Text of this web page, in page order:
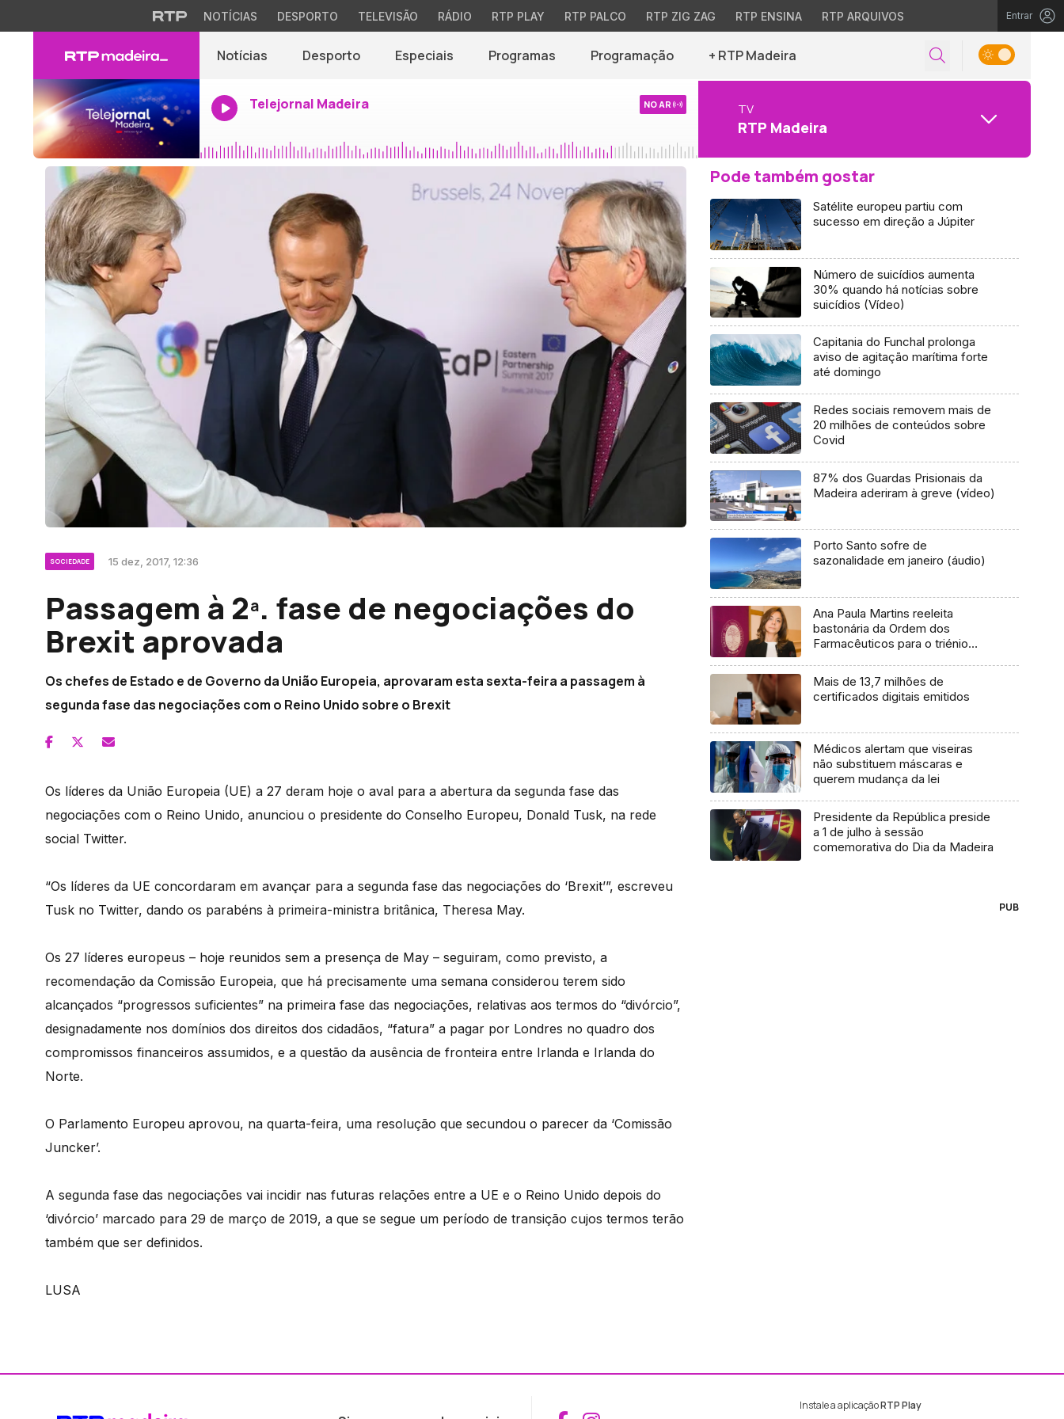
NOTÍCIAS DESPORTO TELEVISÃO RÁDIO RTP PLAY RTP PALCO RTP ZIG ZAG RTP ENSINA RTP ARQUIVOS Entrar
Notícias Desporto Especiais Programas Programação + RTP Madeira
Telejornal Madeira NO AR TV
RTP Madeira
SOCIEDADE 15 dez, 2017, 12:36
Passagem à 2ª. fase de negociações do
Brexit aprovada
Os chefes de Estado e de Governo da União Europeia, aprovaram esta sexta-feira a passagem à
segunda fase das negociações com o Reino Unido sobre o Brexit
Os líderes da União Europeia (UE) a 27 deram hoje o aval para a abertura da segunda fase das
negociações com o Reino Unido, anunciou o presidente do Conselho Europeu, Donald Tusk, na rede
social Twitter.
“Os líderes da UE concordaram em avançar para a segunda fase das negociações do ‘Brexit’”, escreveu
Tusk no Twitter, dando os parabéns à primeira-ministra britânica, Theresa May.
Os 27 líderes europeus – hoje reunidos sem a presença de May – seguiram, como previsto, a
recomendação da Comissão Europeia, que há precisamente uma semana considerou terem sido
alcançados “progressos suficientes” na primeira fase das negociações, relativas aos termos do “divórcio”,
designadamente nos domínios dos direitos dos cidadãos, “fatura” a pagar por Londres no quadro dos
compromissos financeiros assumidos, e a questão da ausência de fronteira entre Irlanda e Irlanda do
Norte.
O Parlamento Europeu aprovou, na quarta-feira, uma resolução que secundou o parecer da ‘Comissão
Juncker’.
A segunda fase das negociações vai incidir nas futuras relações entre a UE e o Reino Unido depois do
‘divórcio’ marcado para 29 de março de 2019, a que se segue um período de transição cujos termos terão
também que ser definidos.
LUSA
Pode também gostar
Satélite europeu partiu com
sucesso em direção a Júpiter
Número de suicídios aumenta
30% quando há notícias sobre
suicídios (Vídeo)
Capitania do Funchal prolonga
aviso de agitação marítima forte
até domingo
Redes sociais removem mais de
20 milhões de conteúdos sobre
Covid
87% dos Guardas Prisionais da
Madeira aderiram à greve (vídeo)
Porto Santo sofre de
sazonalidade em janeiro (áudio)
Ana Paula Martins reeleita
bastonária da Ordem dos
Farmacêuticos para o triénio
Mais de 13,7 milhões de
certificados digitais emitidos
Médicos alertam que viseiras
não substituem máscaras e
querem mudança da lei
Presidente da República preside
a 1 de julho à sessão
comemorativa do Dia da Madeira
PUB
Instale a aplicaçãoRTP Play